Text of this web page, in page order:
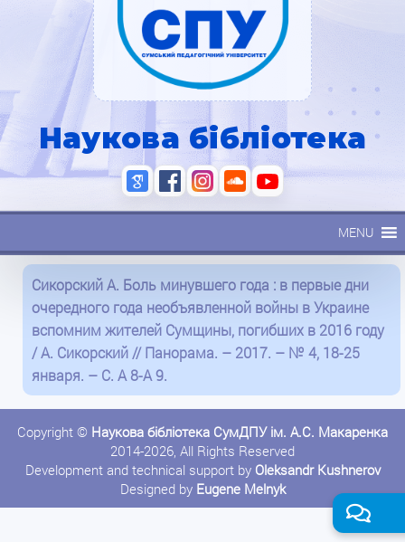
Наукова бібліотека
MENU
Сикорский А. Боль минувшего года : в первые дни
очередного года необъявленной войны в Украине
вспомним жителей Сумщины, погибших в 2016 году
/ А. Сикорский // Панорама. – 2017. – № 4, 18-25
января. – С. А 8-А 9.
Copyright © Наукова бібліотека СумДПУ ім. А.С. Макаренка
2014-2026, All Rights Reserved
Development and technical support by Oleksandr Kushnerov
Designed by Eugene Melnyk